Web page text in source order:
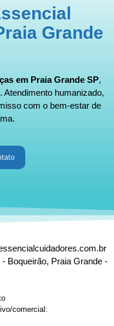
Grande
em Praia Grande SP,
. Atendimento humanizado,
com o bem-estar de
Boqueirão, Praia Grande -
comercial: